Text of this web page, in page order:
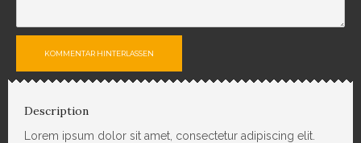
KOMMENTAR HINTERLASSEN
Description
Lorem ipsum dolor sit amet, consectetur adipiscing elit.